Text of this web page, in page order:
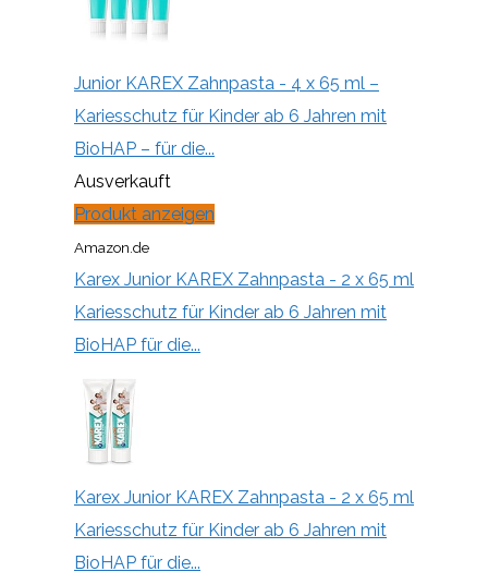
Junior KAREX Zahnpasta - 4 x 65 ml –
Kariesschutz für Kinder ab 6 Jahren mit
BioHAP – für die...
Ausverkauft
Produkt anzeigen
Amazon.de
Karex Junior KAREX Zahnpasta - 2 x 65 ml
Kariesschutz für Kinder ab 6 Jahren mit
BioHAP für die...
Karex Junior KAREX Zahnpasta - 2 x 65 ml
Kariesschutz für Kinder ab 6 Jahren mit
BioHAP für die...